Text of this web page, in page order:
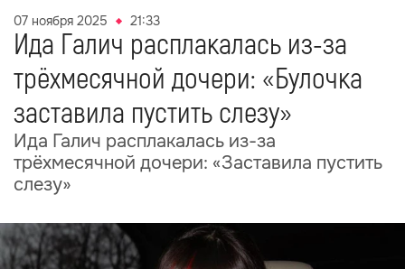
07 ноября 2025 21:33
Ида Галич расплакалась из-за
трёхмесячной дочери: «Булочка
заставила пустить слезу»
Ида Галич расплакалась из-за
трёхмесячной дочери: «Заставила пустить
слезу»